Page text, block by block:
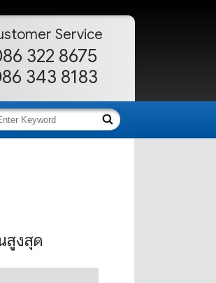
Service
322 8675
343 8183
สูงสุด